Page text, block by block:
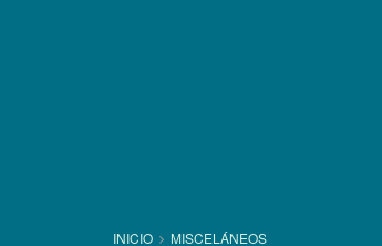
INICIO MISCELÁNEOS